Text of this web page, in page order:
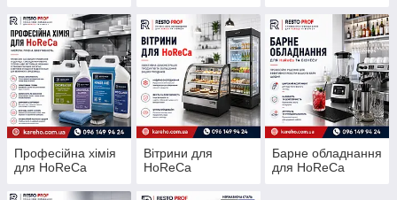
Професійна хімія
для HoReCa
Вітрини для
HoReCa
Барне обладнання
для HoReCa